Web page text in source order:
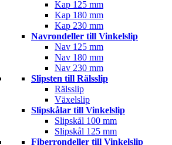
Kap 125 mm
Kap 180 mm
Kap 230 mm
Navrondeller till Vinkelslip
Nav 125 mm
Nav 180 mm
Nav 230 mm
Slipsten till Rälsslip
Rälsslip
Växelslip
Slipskålar till Vinkelslip
Slipskål 100 mm
Slipskål 125 mm
Fiberrondeller till Vinkelslip